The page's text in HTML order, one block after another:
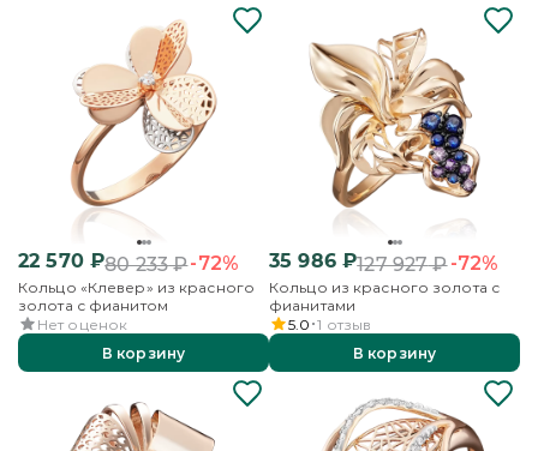
22 570₽80 233₽-72%
Кольцо «Клевер» из красного
золота с фианитом
Нет оценок
В корзину
35 986₽127 927₽-72%
Кольцо из красного золота с
фианитами
5.0 1 отзыв
В корзину